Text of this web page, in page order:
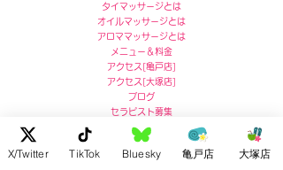
タイマッサージとは
オイルマッサージとは
アロママッサージとは
メニュー＆料金
アクセス [亀戸店]
アクセス [大塚店]
ブログ
セラピスト募集
亀戸店 住所
X/Twitter TikTok Bluesky 亀戸店 大塚店